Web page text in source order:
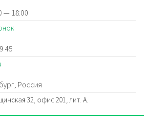
— 18:00
45
Россия
32, офис 201, лит. А.